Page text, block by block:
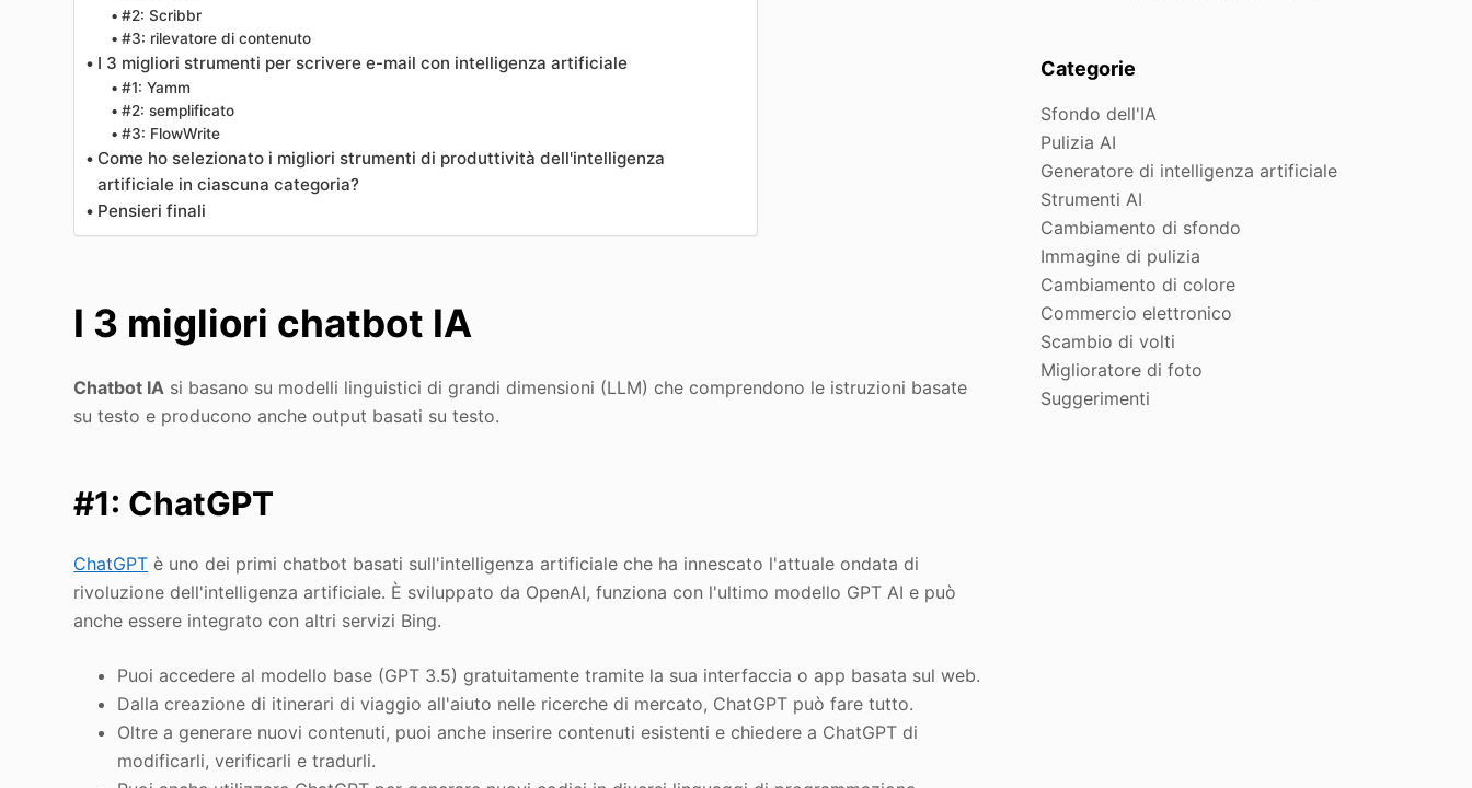
#2: Scribbr
#3: rilevatore di contenuto
I 3 migliori strumenti per scrivere e-mail con intelligenza artificiale
#1: Yamm
#2: semplificato
#3: FlowWrite
Come ho selezionato i migliori strumenti di produttività dell'intelligenza
artificiale in ciascuna categoria?
Pensieri finali
I 3 migliori chatbot IA
Chatbot IA si basano su modelli linguistici di grandi dimensioni (LLM) che comprendono le istruzioni basate
su testo e producono anche output basati su testo.
#1: ChatGPT
ChatGPT è uno dei primi chatbot basati sull'intelligenza artificiale che ha innescato l'attuale ondata di
rivoluzione dell'intelligenza artificiale. È sviluppato da OpenAI, funziona con l'ultimo modello GPT AI e può
anche essere integrato con altri servizi Bing.
Puoi accedere al modello base (GPT 3.5) gratuitamente tramite la sua interfaccia o app basata sul web.
Dalla creazione di itinerari di viaggio all'aiuto nelle ricerche di mercato, ChatGPT può fare tutto.
Oltre a generare nuovi contenuti, puoi anche inserire contenuti esistenti e chiedere a ChatGPT di
modificarli, verificarli e tradurli.
Categorie
Sfondo dell'IA
Pulizia AI
Generatore di intelligenza artificiale
Strumenti AI
Cambiamento di sfondo
Immagine di pulizia
Cambiamento di colore
Commercio elettronico
Scambio di volti
Miglioratore di foto
Suggerimenti